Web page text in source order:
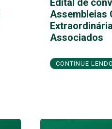
Assembleias
Associados
CONTINUE